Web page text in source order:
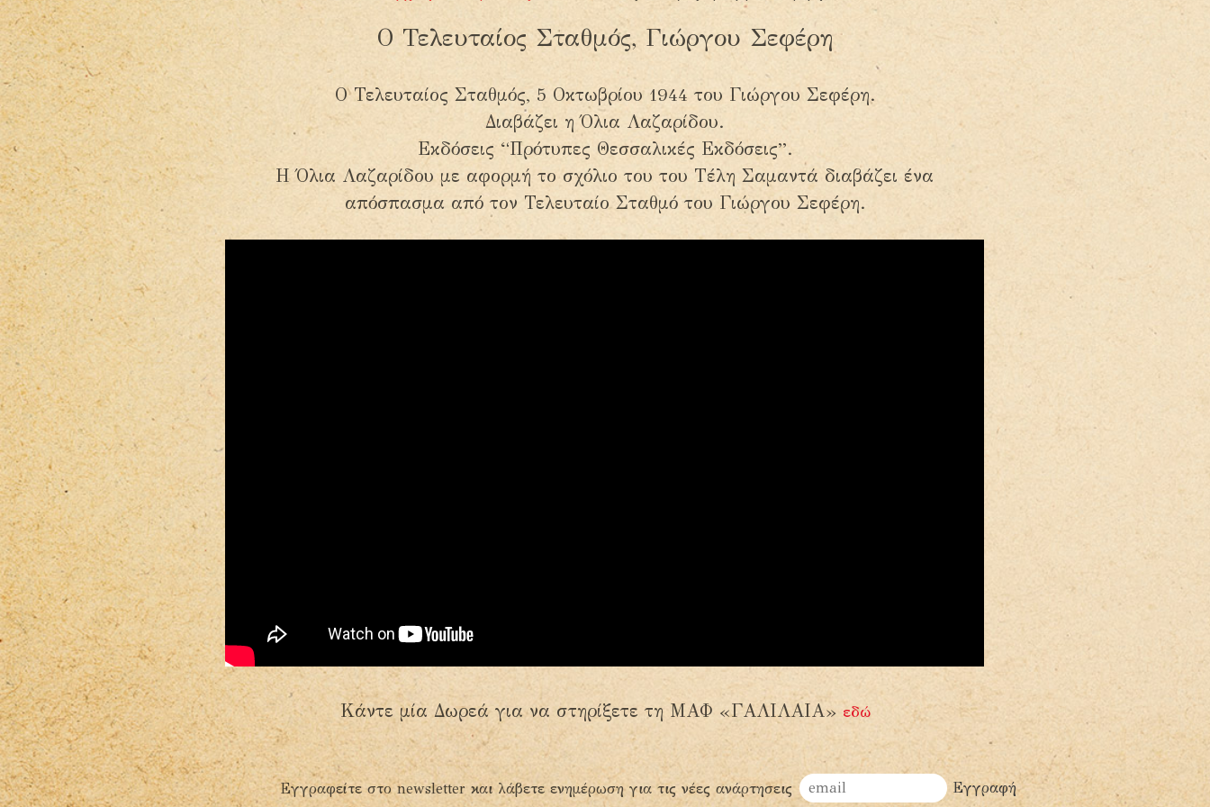
Ο Τελευταίος Σταθμός, Γιώργου Σεφέρη
Ο Τελευταίος Σταθμός, 5 Οκτωβρίου 1944 του Γιώργου Σεφέρη.
Διαβάζει η Όλια Λαζαρίδου.
Εκδόσεις “Πρότυπες Θεσσαλικές Εκδόσεις”.
Η Όλια Λαζαρίδου με αφορμή το σχόλιο του του Τέλη Σαμαντά διαβάζει ένα
απόσπασμα από τον Τελευταίο Σταθμό του Γιώργου Σεφέρη.
Κάντε μία Δωρεά για να στηρίξετε τη ΜΑΦ «ΓΑΛΙΛΑΙΑ» εδώ
Εγγραφείτε στο newsletter και λάβετε ενημέρωση για τις νέες ανάρτησεις